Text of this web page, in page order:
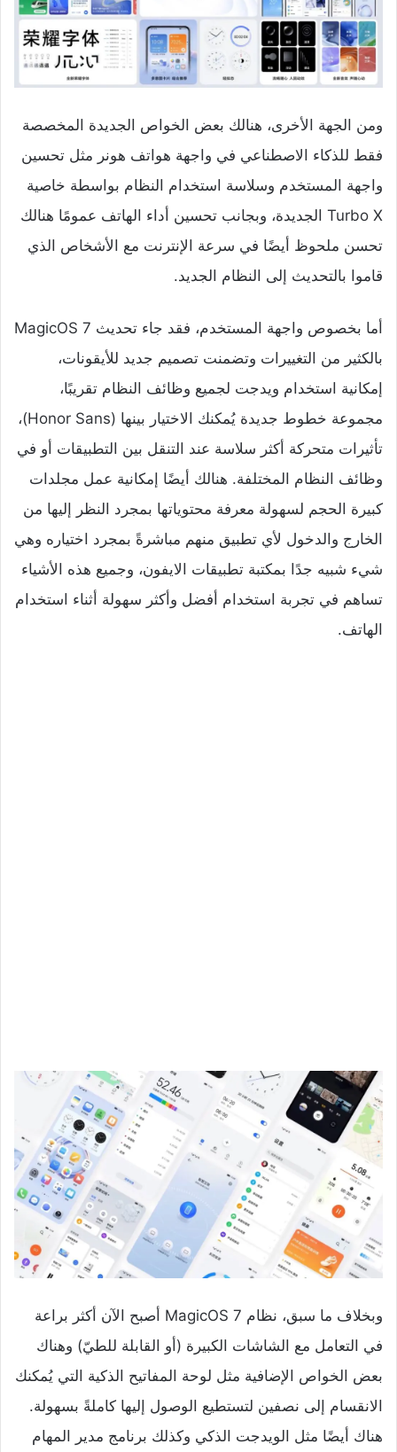
ومن الجهة الأخرى، هنالك بعض الخواص الجديدة المخصصة
فقط للذكاء الاصطناعي في واجهة هواتف هونر مثل تحسين
واجهة المستخدم وسلاسة استخدام النظام بواسطة خاصية
Turbo X الجديدة، وبجانب تحسين أداء الهاتف عمومًا هنالك
تحسن ملحوظ أيضًا في سرعة الإنترنت مع الأشخاص الذي
قاموا بالتحديث إلى النظام الجديد.
أما بخصوص واجهة المستخدم، فقد جاء تحديث MagicOS 7
بالكثير من التغييرات وتضمنت تصميم جديد للأيقونات،
إمكانية استخدام ويدجت لجميع وظائف النظام تقريبًا،
مجموعة خطوط جديدة يُمكنك الاختيار بينها (Honor Sans)،
تأثيرات متحركة أكثر سلاسة عند التنقل بين التطبيقات أو في
وظائف النظام المختلفة. هنالك أيضًا إمكانية عمل مجلدات
كبيرة الحجم لسهولة معرفة محتوياتها بمجرد النظر إليها من
الخارج والدخول لأي تطبيق منهم مباشرةً بمجرد اختياره وهي
شيء شبيه جدًا بمكتبة تطبيقات الايفون، وجميع هذه الأشياء
تساهم في تجربة استخدام أفضل وأكثر سهولة أثناء استخدام
الهاتف.
وبخلاف ما سبق، نظام MagicOS 7 أصبح الآن أكثر براعة
في التعامل مع الشاشات الكبيرة (أو القابلة للطيّ) وهناك
بعض الخواص الإضافية مثل لوحة المفاتيح الذكية التي يُمكنك
الانقسام إلى نصفين لتستطيع الوصول إليها كاملةً بسهولة.
هناك أيضًا مثل الويدجت الذكي وكذلك برنامج مدير المهام